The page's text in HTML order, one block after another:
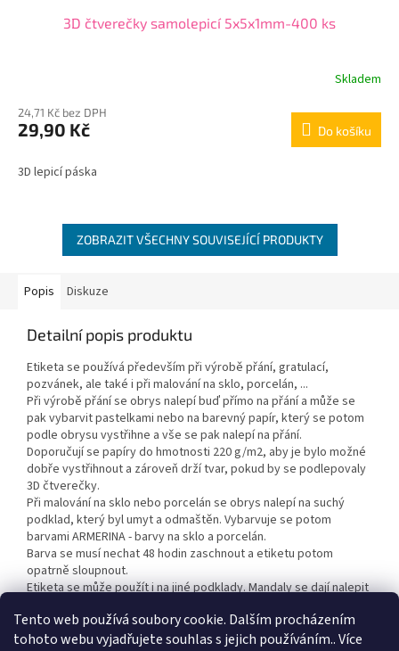
Tento web používá soubory cookie. Dalším procházením
tohoto webu vyjadřujete souhlas s jejich používáním.. Více
3D čtverečky samolepicí 5x5x1mm-400 ks
Skladem
24,71 Kč bez DPH
29,90 Kč Do košíku
3D lepicí páska
ZOBRAZIT VŠECHNY SOUVISEJÍCÍ PRODUKTY
Popis Diskuze
Detailní popis produktu
Etiketa se používá především při výrobě přání, gratulací,
pozvánek, ale také i při malování na sklo, porcelán, ...
Při výrobě přání se obrys nalepí buď přímo na přání a může se
pak vybarvit pastelkami nebo na barevný papír, který se potom
podle obrysu vystřihne a vše se pak nalepí na přání.
Doporučují se papíry do hmotnosti 220 g/m2, aby je bylo možné
dobře vystřihnout a zároveň drží tvar, pokud by se podlepovaly
3D čtverečky.
Při malování na sklo nebo porcelán se obrys nalepí na suchý
podklad, který byl umyt a odmaštěn. Vybarvuje se potom
barvami ARMERINA - barvy na sklo a porcelán.
Barva se musí nechat 48 hodin zaschnout a etiketu potom
opatrně sloupnout.
Etiketa se může použít i na jiné podklady. Mandaly se dají nalepit